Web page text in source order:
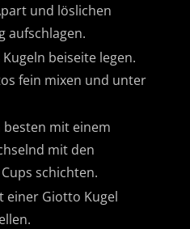
und löslichen
aufschlagen.
beiseite legen.
fein mixen und unter
besten mit einem
mit den
schichten.
einer Giotto Kugel